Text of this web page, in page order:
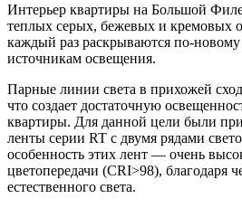
Интерьер квартиры на Большой
теплых серых, бежевых и кремовых
каждый раз раскрываются по-
источникам освещения.
Парные линии света в прихожей
что создает достаточную
квартиры. Для данной цели были
ленты серии RT с двумя рядами
особенность этих лент — очень
цветопередачи (CRI>98), благодаря
естественного света.